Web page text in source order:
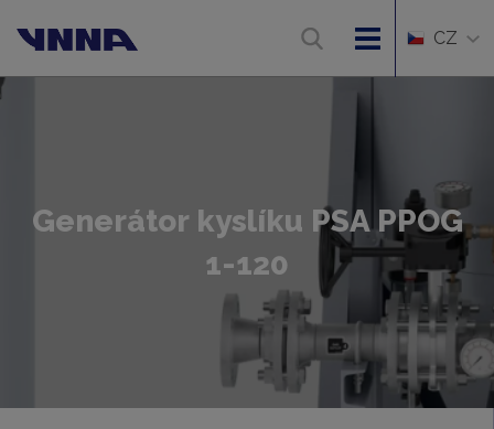
CZ
Generátor kyslíku PSA PPOG
1-120